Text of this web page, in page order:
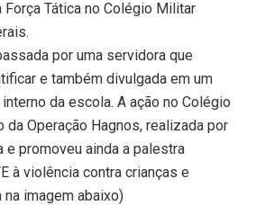
Tática no Colégio Militar
por uma servidora que
e também divulgada em um
da escola. A ação no Colégio
da Operação Hagnos, realizada por
e promoveu ainda a palestra
à violência contra crianças e
na imagem abaixo)